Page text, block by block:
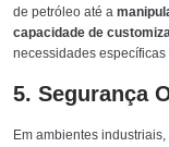
de petróleo até a
capacidade de
necessidades
5. Segurança
Em ambientes